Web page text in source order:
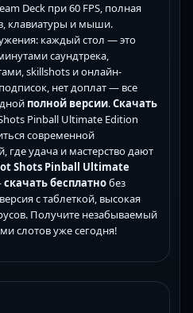
Deck при 60 FPS, полная
клавиатуры и мыши.
каждый стол — это
саундтрека,
skillshots и онлайн-
нет доплат — все
полной версии.Скачать
Pinball Ultimate Edition
современной
удача и мастерство дают
Shots Pinball Ultimate
скачать бесплатнобез
с таблеткой, высокая
Получите незабываемый
слотов уже сегодня!